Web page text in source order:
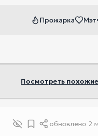
Прожарка
Посмотреть
обновлено 2